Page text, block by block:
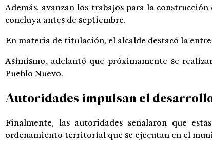
Además, avanzan los trabajos para la
concluya antes de septiembre.
En materia de titulación, el alcalde destacó la
Asimismo, adelantó que próximamente se
Pueblo Nuevo.
Autoridades impulsan el
Finalmente, las autoridades señalaron que
ordenamiento territorial que se ejecutan en el